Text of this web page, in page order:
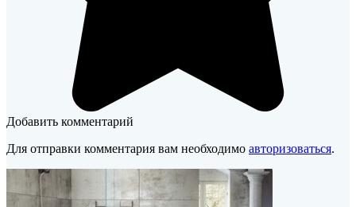
Добавить комментарий
Для отправки комментария вам необходимо авторизоваться.